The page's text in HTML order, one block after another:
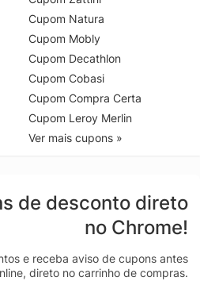
Cupom Natura
Cupom Mobly
Cupom Decathlon
Cupom Cobasi
Cupom Compra Certa
Cupom Leroy Merlin
Ver mais cupons »
de desconto direto
no Chrome!
e receba aviso de cupons antes
direto no carrinho de compras.